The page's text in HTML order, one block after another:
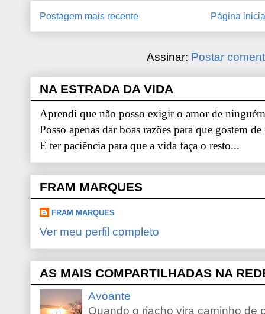
Postagem mais recente Página
Assinar: Postar
NA ESTRADA DA VIDA
Aprendi que não posso exigir o amor de
Posso apenas dar boas razões para que gostem
E ter paciência para que a vida faça o resto...
FRAM MARQUES
FRAM MARQUES
Ver meu perfil completo
AS MAIS COMPARTILHADAS NA
Avoante
Quando o riacho vira caminho de